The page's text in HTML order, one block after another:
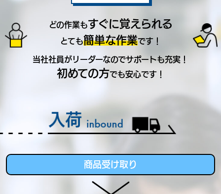
どの作業もすぐに覚えられる
とても簡単な作業です！
当社社員がリーダーなのでサポートも充実！
初めての方でも安心です！
商品受け取り